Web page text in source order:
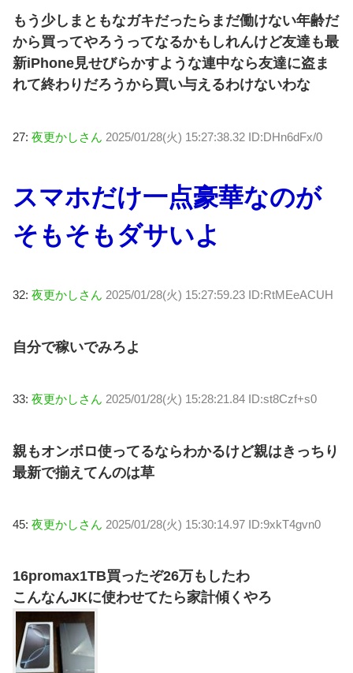
もう少しまともなガキだったらまだ働けない年齢だ
から買ってやろうってなるかもしれんけど友達も最
新iPhone見せびらかすような連中なら友達に盗ま
れて終わりだろうから買い与えるわけないわな
27: 夜更かしさん 2025/01/28(火) 15:27:38.32 ID:DHn6dFx/0
スマホだけ一点豪華なのが
そもそもダサいよ
32: 夜更かしさん 2025/01/28(火) 15:27:59.23 ID:RtMEeACUH
自分で稼いでみろよ
33: 夜更かしさん 2025/01/28(火) 15:28:21.84 ID:st8Czf+s0
親もオンボロ使ってるならわかるけど親はきっちり
最新で揃えてんのは草
45: 夜更かしさん 2025/01/28(火) 15:30:14.97 ID:9xkT4gvn0
16promax1TB買ったぞ26万もしたわ
こんなんJKに使わせてたら家計傾くやろ